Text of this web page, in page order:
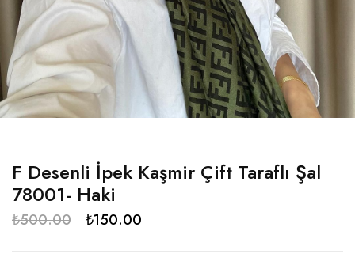
F Desenli İpek Kaşmir Çift Taraflı Şal
78001- Haki
₺500.00 ₺150.00